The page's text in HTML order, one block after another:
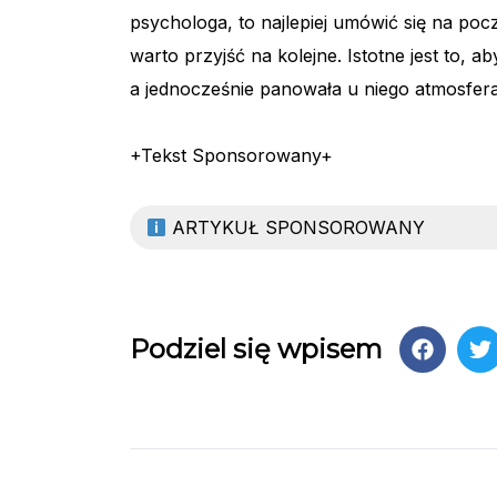
psychologa, to najlepiej umówić się na
warto przyjść na kolejne. Istotne jest to,
a jednocześnie panowała u niego
+Tekst Sponsorowany+
ARTYKUŁ SPONSOROWANY
Podziel się wpisem